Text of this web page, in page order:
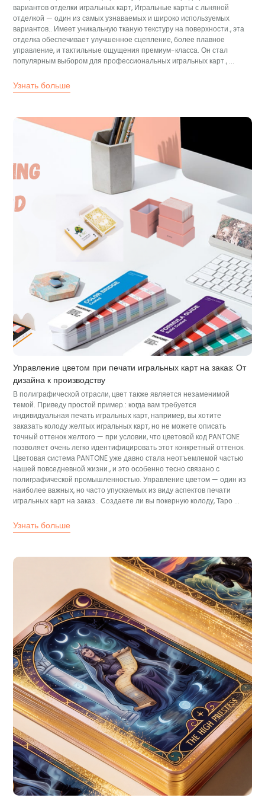
вариантов отделки игральных карт, Игральные карты с льняной
отделкой — один из самых узнаваемых и широко используемых
вариантов.. Имеет уникальную тканую текстуру на поверхности., эта
отделка обеспечивает улучшенное сцепление, более плавное
управление, и тактильные ощущения премиум-класса. Он стал
популярным выбором для профессиональных игральных карт., ...
Узнать больше
Управление цветом при печати игральных карт на заказ: От
дизайна к производству
В полиграфической отрасли, цвет также является незаменимой
темой. Приведу простой пример.: когда вам требуется
индивидуальная печать игральных карт, например, вы хотите
заказать колоду желтых игральных карт, но не можете описать
точный оттенок желтого — при условии, что цветовой код PANTONE
позволяет очень легко идентифицировать этот конкретный оттенок.
Цветовая система PANTONE уже давно стала неотъемлемой частью
нашей повседневной жизни., и это особенно тесно связано с
полиграфической промышленностью. Управление цветом — один из
наиболее важных, но часто упускаемых из виду аспектов печати
игральных карт на заказ.. Создаете ли вы покерную колоду, Таро ...
Узнать больше